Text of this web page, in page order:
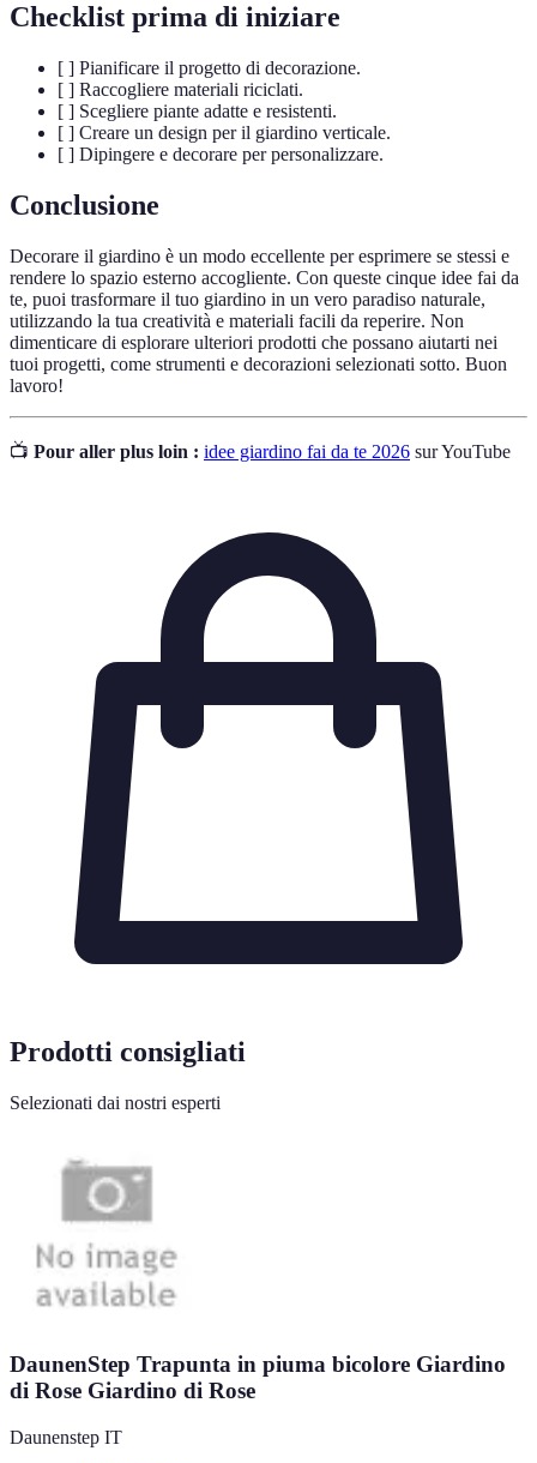
Checklist prima di iniziare
[ ] Pianificare il progetto di decorazione.
[ ] Raccogliere materiali riciclati.
[ ] Scegliere piante adatte e resistenti.
[ ] Creare un design per il giardino verticale.
[ ] Dipingere e decorare per personalizzare.
Conclusione
Decorare il giardino è un modo eccellente per esprimere se stessi e
rendere lo spazio esterno accogliente. Con queste cinque idee fai da
te, puoi trasformare il tuo giardino in un vero paradiso naturale,
utilizzando la tua creatività e materiali facili da reperire. Non
dimenticare di esplorare ulteriori prodotti che possano aiutarti nei
tuoi progetti, come strumenti e decorazioni selezionati sotto. Buon
lavoro!
📺 Pour aller plus loin : idee giardino fai da te 2026 sur YouTube
Prodotti consigliati
Selezionati dai nostri esperti
DaunenStep Trapunta in piuma bicolore Giardino
di Rose Giardino di Rose
Daunenstep IT